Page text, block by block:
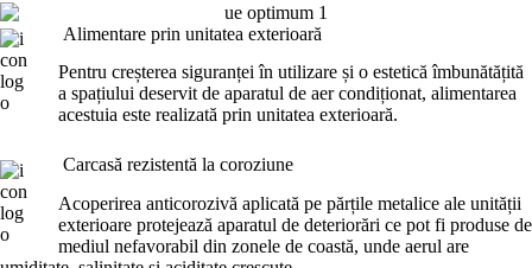
Alimentare prin unitatea exterioară
Pentru creșterea siguranței în utilizare și o estetică îmbunătățită
a spațiului deservit de aparatul de aer condiționat, alimentarea
acestuia este realizată prin unitatea exterioară.
Carcasă rezistentă la coroziune
Acoperirea anticorozivă aplicată pe părțile metalice ale unității
exterioare protejează aparatul de deteriorări ce pot fi produse de
mediul nefavorabil din zonele de coastă, unde aerul are